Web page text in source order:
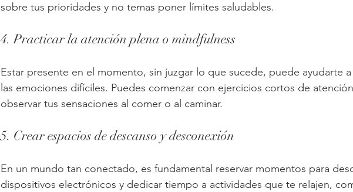
sobre tus prioridades y no temas poner límites saludables.
4. Practicar la atención plena o mindfulness
Estar presente en el momento, sin juzgar lo que sucede, puede ayudarte
las emociones difíciles. Puedes comenzar con ejercicios cortos de
observar tus sensaciones al comer o al caminar.
5. Crear espacios de descanso y desconexión
En un mundo tan conectado, es fundamental reservar momentos para
dispositivos electrónicos y dedicar tiempo a actividades que te relajen,